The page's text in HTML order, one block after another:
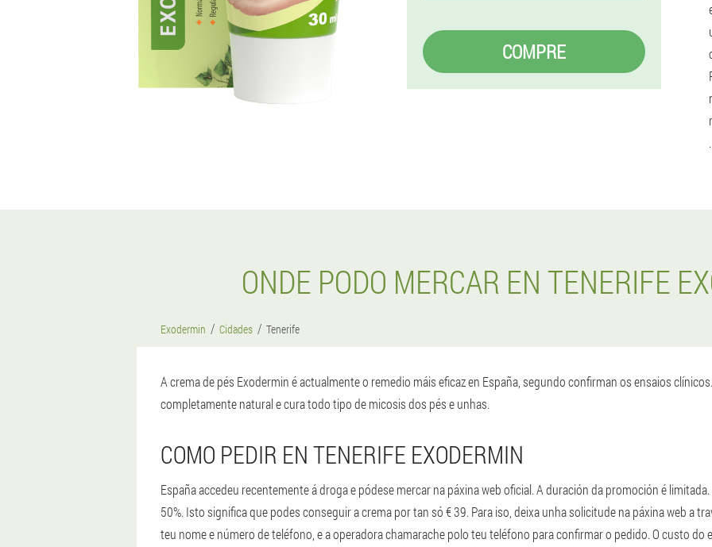
COMPRE
ONDE PODO MERCAR EN TENERIFE
Exodermin Cidades Tenerife
A crema de pés Exodermin é actualmente o remedio máis eficaz en España, segundo confirman os ensaios
completamente natural e cura todo tipo de micosis dos pés e unhas.
COMO PEDIR EN TENERIFE EXODERMIN
España accedeu recentemente á droga e pódese mercar na páxina web oficial. A duración da promoción é
50%. Isto significa que podes conseguir a crema por tan só € 39. Para iso, deixa unha solicitude na páxina web a
teu nome e número de teléfono, e a operadora chamarache polo teu teléfono para confirmar o pedido. O custo do